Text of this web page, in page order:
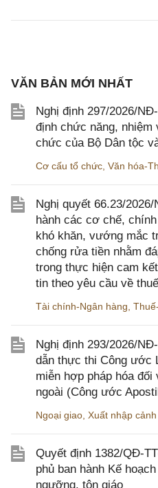
VĂN BẢN MỚI NHẤT
Nghị định 297/2026/
định chức năng,
chức của Bộ Dân tộc
Cơ cấu tổ chức Văn hóa-
Nghị quyết 66.23/
hành các cơ chế,
khó khăn, vướng mắc
chống rửa tiền nhằm
trong thực hiện cam
tin theo yêu cầu về thuế
Tài chính-Ngân hàng
Nghị định 293/2026/
dẫn thực thi Công ước
miễn hợp pháp hóa
ngoài (Công ước
Ngoại giao Xuất nhập cảnh
Quyết định 1382/QĐ-
phủ ban hành Kế
ngưỡng, tôn giáo